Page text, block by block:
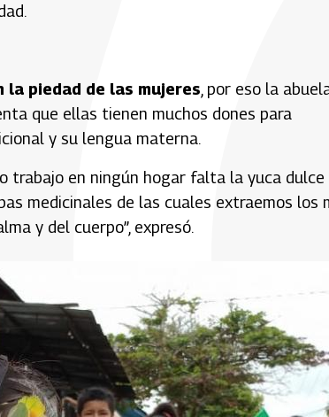
la piedad de las mujeres , por eso la
que ellas tienen muchos dones para
y su lengua materna.
trabajo en ningún hogar falta la yuca dulce
medicinales de las cuales extraemos los
y del cuerpo”, expresó.